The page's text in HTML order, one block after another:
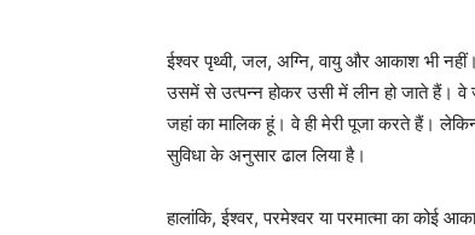
ईश्‍वर पृथ्वी, जल, अग्नि, वायु और आकाश भी
उसमें से उत्पन्न होकर उसी में लीन हो जाते हैं।
जहां का मालिक हूं। वे ही मेरी पूजा करते हैं।
सुविधा के अनुसार ढाल लिया है।
हालांकि, ईश्वर, परमेश्वर या परमात्मा का कोई